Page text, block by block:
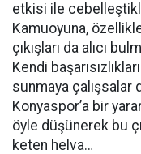
etkisi ile
Kamuoyuna,
çıkışları da alıcı
Kendi
sunmaya çalışsalar
Konyaspor’a bir
öyle düşünerek bu
keten helva…